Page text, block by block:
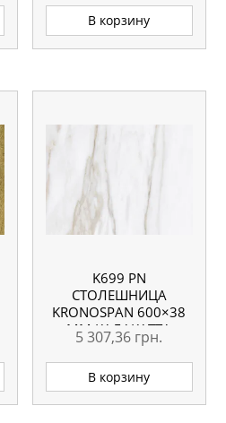
В корзину
K699 PN
СТОЛЕШНИЦА
KRONOSPAN 600×38
ММ КАЛАКАТТА
АМБРОСИО
ВЛАГОСТОЙКАЯ 4100
ММ
5 307,36 грн.
В корзину